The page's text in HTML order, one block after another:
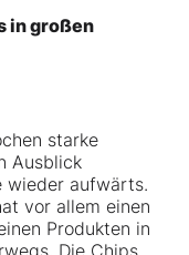
in großen
starke
Ausblick
wieder aufwärts.
vor allem einen
Produkten in